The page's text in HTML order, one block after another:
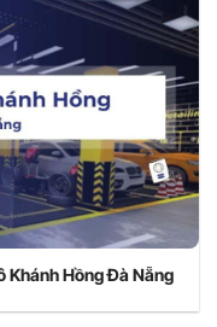
Khánh Hồng Đà Nẵng